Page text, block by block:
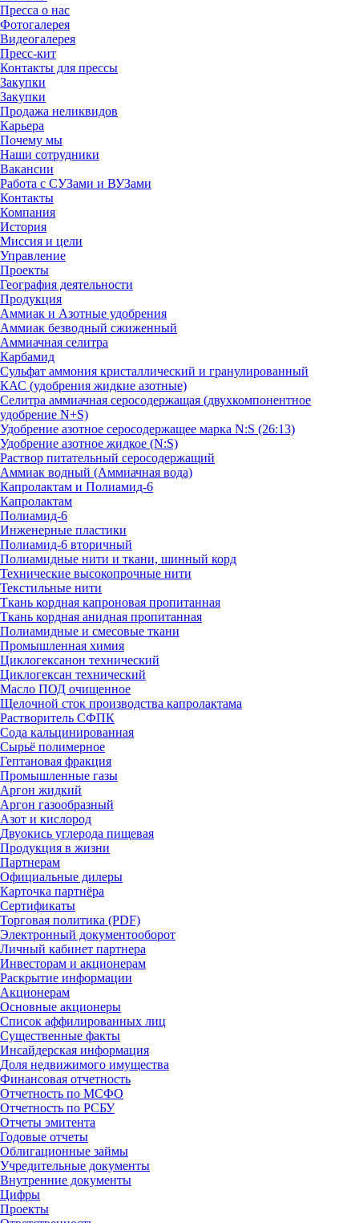
Пресса о нас
Фотогалерея
Видеогалерея
Пресс-кит
Контакты для прессы
Закупки
Закупки
Продажа неликвидов
Карьера
Почему мы
Наши сотрудники
Вакансии
Работа с СУЗами и ВУЗами
Контакты
Компания
История
Миссия и цели
Управление
Проекты
География деятельности
Продукция
Аммиак и Азотные удобрения
Аммиак безводный сжиженный
Аммиачная селитра
Карбамид
Сульфат аммония кристаллический и гранулированный
КАС (удобрения жидкие азотные)
Селитра аммиачная серосодержащая (двухкомпонентное
удобрение N+S)
Удобрение азотное серосодержащее марка N:S (26:13)
Удобрение азотное жидкое (N:S)
Раствор питательный серосодержащий
Аммиак водный (Аммиачная вода)
Капролактам и Полиамид-6
Капролактам
Полиамид-6
Инженерные пластики
Полиамид-6 вторичный
Полиамидные нити и ткани, шинный корд
Технические высокопрочные нити
Текстильные нити
Ткань кордная капроновая пропитанная
Ткань кордная анидная пропитанная
Полиамидные и смесовые ткани
Промышленная химия
Циклогексанон технический
Циклогексан технический
Масло ПОД очищенное
Щелочной сток производства капролактама
Растворитель СФПК
Сода кальцинированная
Сырьё полимерное
Гептановая фракция
Промышленные газы
Аргон жидкий
Аргон газообразный
Азот и кислород
Двуокись углерода пищевая
Продукция в жизни
Партнерам
Официальные дилеры
Карточка партнёра
Сертификаты
Торговая политика (PDF)
Электронный документооборот
Личный кабинет партнера
Инвесторам и акционерам
Раскрытие информации
Акционерам
Основные акционеры
Список аффилированных лиц
Существенные факты
Инсайдерская информация
Доля недвижимого имущества
Финансовая отчетность
Отчетность по МСФО
Отчетность по РСБУ
Отчеты эмитента
Годовые отчеты
Облигационные займы
Учредительные документы
Внутренние документы
Цифры
Проекты